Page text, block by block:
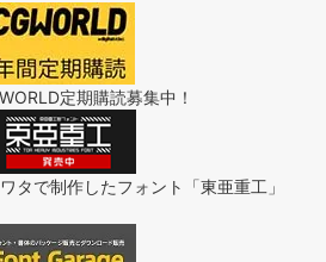
定期購読募集中！
タで制作したフォント「東亜重工」